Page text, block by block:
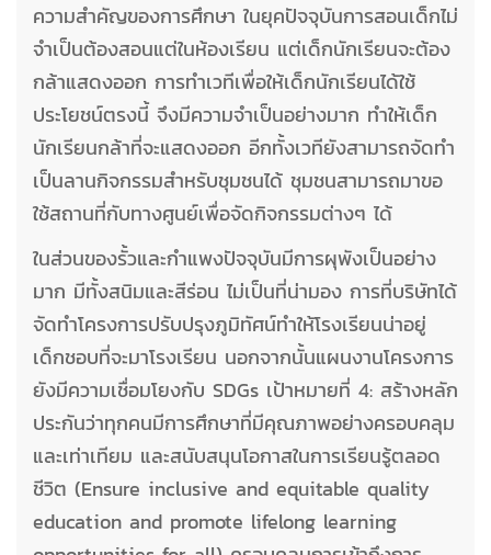
ความสำคัญของการศึกษา ในยุคปัจจุบันการสอนเด็กไม่
จำเป็นต้องสอนแต่ในห้องเรียน แต่เด็กนักเรียนจะต้อง
กล้าแสดงออก การทำเวทีเพื่อให้เด็กนักเรียนได้ใช้
ประโยชน์ตรงนี้ จึงมีความจำเป็นอย่างมาก ทำให้เด็ก
นักเรียนกล้าที่จะแสดงออก อีกทั้งเวทียังสามารถจัดทำ
เป็นลานกิจกรรมสำหรับชุมชนได้ ชุมชนสามารถมาขอ
ใช้สถานที่กับทางศูนย์เพื่อจัดกิจกรรมต่างๆ ได้
ในส่วนของรั้วและกำแพงปัจจุบันมีการผุพังเป็นอย่าง
มาก มีทั้งสนิมและสีร่อน ไม่เป็นที่น่ามอง การที่บริษัทได้
จัดทำโครงการปรับปรุงภูมิทัศน์ทำให้โรงเรียนน่าอยู่
เด็กชอบที่จะมาโรงเรียน นอกจากนั้นแผนงานโครงการ
ยังมีความเชื่อมโยงกับ SDGs เป้าหมายที่ 4: สร้างหลัก
ประกันว่าทุกคนมีการศึกษาที่มีคุณภาพอย่างครอบคลุม
และเท่าเทียม และสนับสนุนโอกาสในการเรียนรู้ตลอด
ชีวิต (Ensure inclusive and equitable quality
education and promote lifelong learning